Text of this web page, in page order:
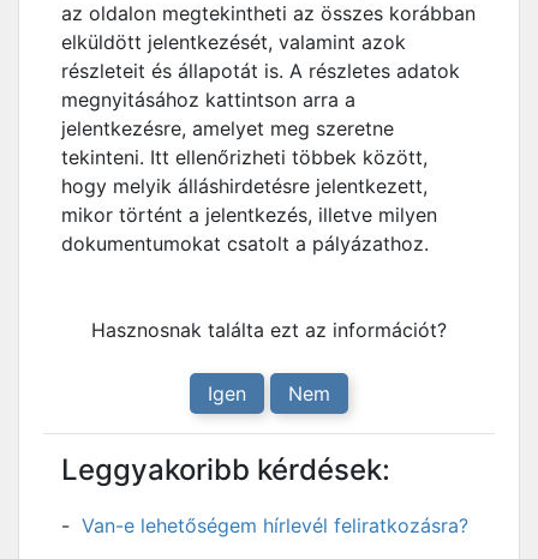
az oldalon megtekintheti az összes korábban
elküldött jelentkezését, valamint azok
részleteit és állapotát is. A részletes adatok
megnyitásához kattintson arra a
jelentkezésre, amelyet meg szeretne
tekinteni. Itt ellenőrizheti többek között,
hogy melyik álláshirdetésre jelentkezett,
mikor történt a jelentkezés, illetve milyen
dokumentumokat csatolt a pályázathoz.
Hasznosnak találta ezt az információt?
Igen Nem
Leggyakoribb kérdések:
Van-e lehetőségem hírlevél feliratkozásra?